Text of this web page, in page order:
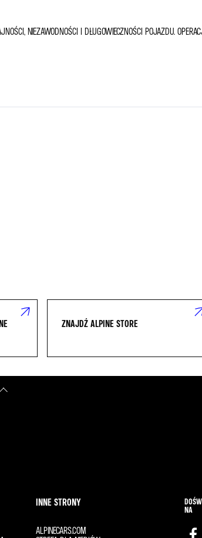
NIEZAWODNOŚCI I DŁUGOWIECZNOŚCI POJAZDU.
ZNAJDŹ ALPINE STORE
INNE STRONY
ALPINECARS.COM
NA